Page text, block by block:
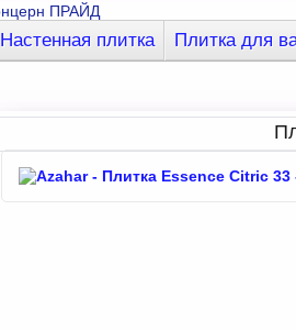
Настенная плитка Плитка для